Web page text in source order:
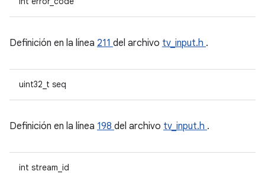
Definición en la línea 211 del archivo tv_input.h .
uint32_t seq
Definición en la línea 198 del archivo tv_input.h .
int stream_id